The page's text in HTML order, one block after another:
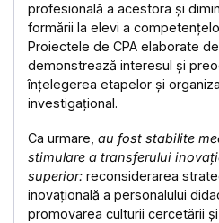
profesională a acestora și
formării la elevi a
Proiectele de CPA elaborate
demonstrează interesul și
înțelegerea etapelor și
investigațional.
Ca urmare, au fost stabilite
stimulare a transferului
superior: reconsiderarea
inovațională a personalului
promovarea culturii cercetării